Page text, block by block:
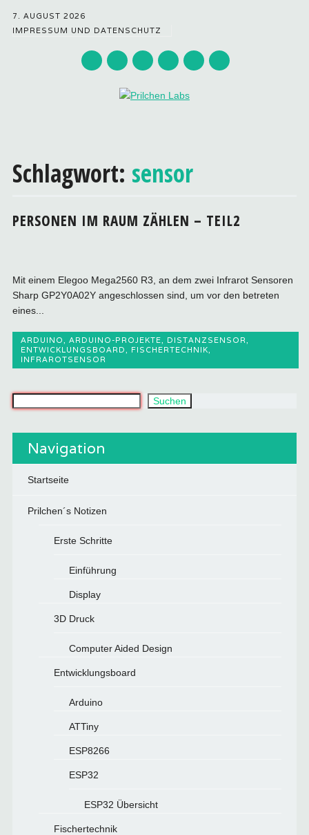
7. AUGUST 2026
IMPRESSUM UND DATENSCHUTZ
springen
Schlagwort: sensor
PERSONEN IM RAUM ZÄHLEN – TEIL2
Mit einem Elegoo Mega2560 R3, an dem zwei Infrarot Sensoren
Sharp GP2Y0A02Y angeschlossen sind, um vor den betreten
eines...
ARDUINO,ARDUINO-PROJEKTE, DISTANZSENSOR,
ENTWICKLUNGSBOARD, FISCHERTECHNIK,
INFRAROTSENSOR
Suchen
Navigation
Startseite
Prilchen´s Notizen
Erste Schritte
Einführung
Display
3D Druck
Computer Aided Design
Entwicklungsboard
Arduino
ATTiny
ESP8266
ESP32
ESP32 Übersicht
Fischertechnik